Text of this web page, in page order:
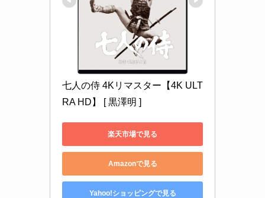
七人の侍 4Kリマスター【4K ULT
RA HD】 [ 黒澤明 ]
楽天市場で見る
Amazonで見る
Yahoo!ショッピングで見る